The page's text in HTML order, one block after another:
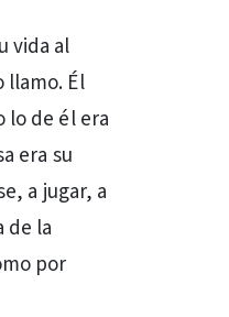
vida al
llamo. Él
lo de él era
era su
a jugar, a
de la
por